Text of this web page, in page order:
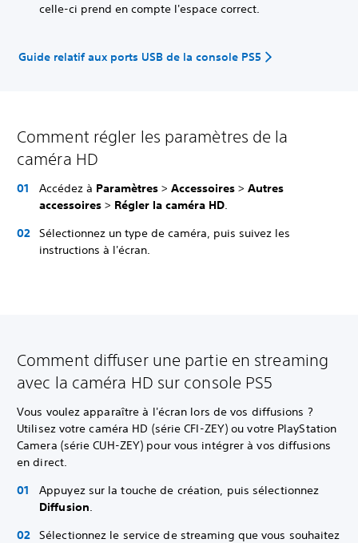
celle-ci prend en compte l'espace correct.
Guide relatif aux ports USB de la console PS5
Comment régler les paramètres de la
caméra HD
Accédez à Paramètres > Accessoires > Autres
accessoires > Régler la caméra HD.
Sélectionnez un type de caméra, puis suivez les
instructions à l'écran.
Comment diffuser une partie en streaming
avec la caméra HD sur console PS5
Vous voulez apparaître à l'écran lors de vos diffusions ?
Utilisez votre caméra HD (série CFI-ZEY) ou votre PlayStation
Camera (série CUH-ZEY) pour vous intégrer à vos diffusions
en direct.
Appuyez sur la touche de création, puis sélectionnez
Diffusion.
Sélectionnez le service de streaming que vous souhaitez